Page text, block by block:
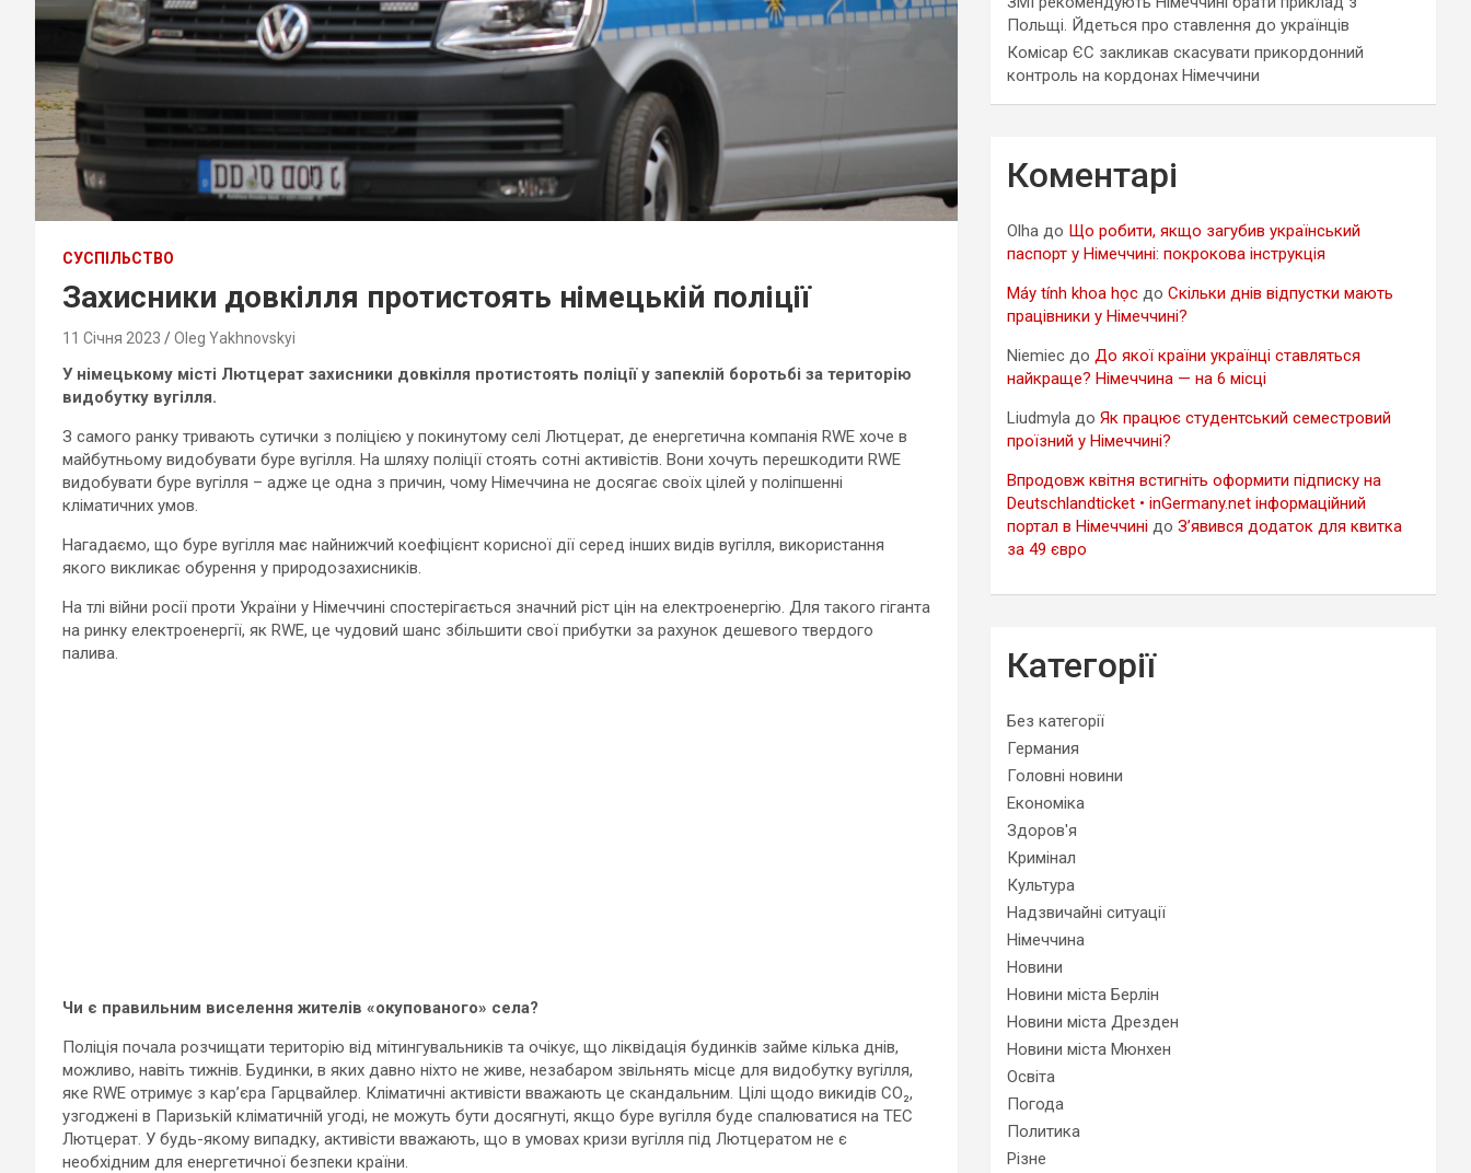
СУСПІЛЬСТВО
Захисники довкілля протистоять німецькій поліції
11 Січня 2023 Oleg Yakhnovskyi
У німецькому місті Лютцерат захисники довкілля протистоять поліції у запеклій боротьбі за територію
видобутку вугілля.
З самого ранку тривають сутички з поліцією у покинутому селі Лютцерат, де енергетична компанія RWE хоче в
майбутньому видобувати буре вугілля. На шляху поліції стоять сотні активістів. Вони хочуть перешкодити RWE
видобувати буре вугілля – адже це одна з причин, чому Німеччина не досягає своїх цілей у поліпшенні
кліматичних умов.
Нагадаємо, що буре вугілля має найнижчий коефіцієнт корисної дії серед інших видів вугілля, використання
якого викликає обурення у природозахисників.
На тлі війни росії проти України у Німеччині спостерігається значний ріст цін на електроенергію. Для такого гіганта
на ринку електроенергії, як RWE, це чудовий шанс збільшити свої прибутки за рахунок дешевого твердого
палива.
Чи є правильним виселення жителів «окупованого» села?
Поліція почала розчищати територію від мітингувальників та очікує, що ліквідація будинків займе кілька днів,
можливо, навіть тижнів. Будинки, в яких давно ніхто не живе, незабаром звільнять місце для видобутку вугілля,
яке RWE отримує з кар’єра Гарцвайлер. Кліматичні активісти вважають це скандальним. Цілі щодо викидів CO₂,
узгоджені в Паризькій кліматичній угоді, не можуть бути досягнуті, якщо буре вугілля буде спалюватися на ТЕС
Лютцерат. У будь-якому випадку, активісти вважають, що в умовах кризи вугілля під Лютцератом не є
необхідним для енергетичної безпеки країни.
Польщі. Йдеться про ставлення до українців
Комісар ЄС закликав скасувати прикордонний
контроль на кордонах Німеччини
Коментарі
Olha до Що робити, якщо загубив український
паспорт у Німеччині: покрокова інструкція
Máy tính khoa học доСкільки днів відпустки мають
працівники у Німеччині?
Niemiec доДо якої країни українці ставляться
найкраще? Німеччина — на 6 місці
Liudmyla доЯк працює студентський семестровий
проїзний у Німеччині?
Впродовж квітня встигніть оформити підписку на
Deutschlandticket • inGermany.net інформаційний
портал в Німеччині доЗ’явився додаток для квитка
за 49 євро
Категорії
Без категорії
Германия
Головні новини
Економіка
Здоров'я
Кримінал
Культура
Надзвичайні ситуації
Німеччина
Новини
Новини міста Берлін
Новини міста Дрезден
Новини міста Мюнхен
Освіта
Погода
Политика
Різне